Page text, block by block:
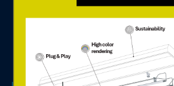
Olemme valaistuksen ohjaukseen